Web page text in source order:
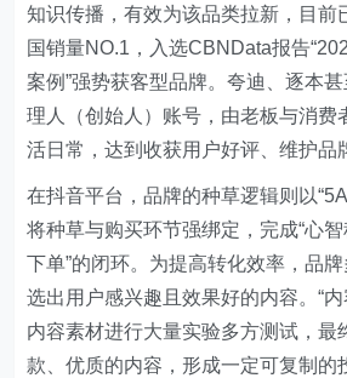
知识传播，有效为该品类拉新，目前
国销量NO.1，入选CBNData报告
案例”强势获客型品牌。夸迪、逐本
理人（创始人）账号，由老板与消费
活日常，达到收获用户好评、维护品
在抖音平台，品牌的种草逻辑则以
将种草与购买环节强绑定，完成“心
下单”的闭环。为提高转化效率，品牌
选出用户感兴趣且效果好的内容。“内
内容素材进行大量实验多方测试，最
款、优质的内容，形成一定可复制的